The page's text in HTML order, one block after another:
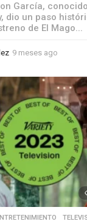
García,
dio un paso
de El Mago...
9 meses ago
e
s
e
s
g
o
,